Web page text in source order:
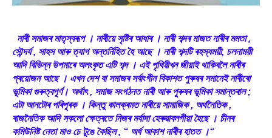
নাৰী সমাজৰ মাতৃস্বৰূপ । নাৰীয়ে সৃষ্টিৰ আধাৰ । নাৰী শব্দৰ মাজত নাৰীৰ মমতা ,
সৌন্দৰ্য , সাহস আৰু ত্যাগ অন্তৰ্নিহিত হৈ আছে । নাৰী শব্দটি ৰহস্যময়ী, চলনাময়ী
আদি বিভিন্ন উপমাৰে অলংকৃত এটি শব্দ । এই পৃথিৱীখন জীয়াই থাকিবলৈ নাৰীৰ
প্ৰয়োজন আছে । এখন দেশ বা সমাজৰ সৰ্বাংগীন বিকাশত পুৰুষৰ সমানেই নাৰীৰো
ভূমিকা গুৰুত্বপূৰ্ণ। অৰ্থাৎ , সমাজ সংগঠনত নাৰী আৰু পুৰুষৰ ভূমিকা সমান্তৰাল ;
এটা আনটোৰ পৰিপূৰক । কিন্তু কালক্ৰমত নাৰীয়ে সামাজিক , অৰ্থনৈতিক ,
ৰাজনৈতিক আদি সকলো ক্ষেত্ৰতে নিজৰ মৰ্যাদা হেৰুৱাবলগীয়া হৈছে । চীনৰ
কমিউনিষ্ট নেতা মাও চে টুঙে কৈছিল , “ অৰ্ধ আকাশ নাৰীৰ হাতত ।“